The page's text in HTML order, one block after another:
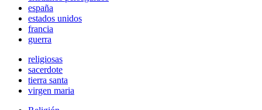
españa
estados unidos
francia
guerra
religiosas
sacerdote
tierra santa
virgen maria